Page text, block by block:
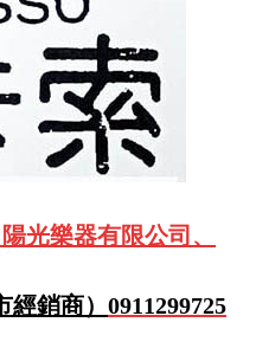
光樂器有限公司、
經銷商） 0911299725